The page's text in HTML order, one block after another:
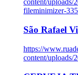
content/uploads/
fileminimizer-
São Rafael
https://
content/uploads/